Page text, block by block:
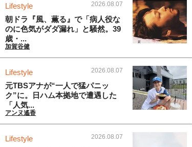
Lifestyle 2026.08.07
朝ドラ『風、薫る』で「病人役な
のに色気がダダ漏れ」と騒然。39
歳・...
加賀谷健
Lifestyle 2026.08.07
元TBSアナが“一人で猛パニッ
ク”に。日ハム本拠地で遭遇した
「人気...
アンヌ遙香
Lifestyle 2026.08.07